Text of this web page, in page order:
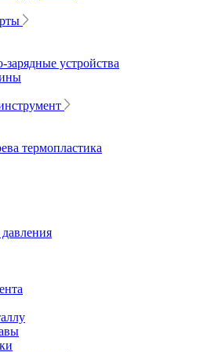
зарядные устройства
термопластика